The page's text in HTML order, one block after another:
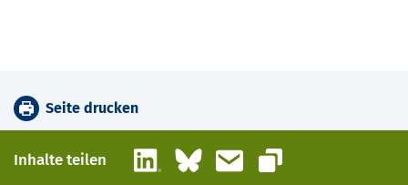
Seite drucken
Inhalte teilen LinkedInBlueskyE-Mail
Link kopieren